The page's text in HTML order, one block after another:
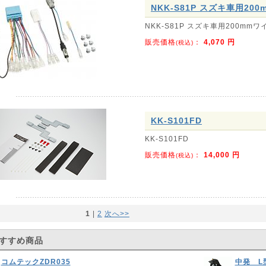
NKK-S81P スズキ車用
NKK-S81P スズキ車用200mmワ
販売価格(税込) ： 4,070 円
KK-S101FD
KK-S101FD
販売価格(税込) ： 14,000 円
1 2 次へ>>
すめ商品
コムテックZDR035 中発 L